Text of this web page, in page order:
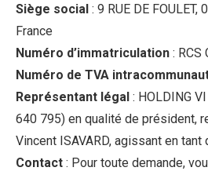
Siège social : 9 RUE DE FOULET,
France
Numéro d’immatriculation : RCS
Numéro de TVA
Représentant légal : HOLDING
640 795) en qualité de président,
Vincent ISAVARD, agissant en tant
Contact : Pour toute demande,